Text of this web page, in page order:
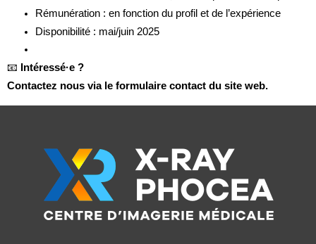
Rémunération : en fonction du profil et de l’expérience
Disponibilité : mai/juin 2025
📧
Intéressé·e ?
Contactez nous via le formulaire contact du site web.